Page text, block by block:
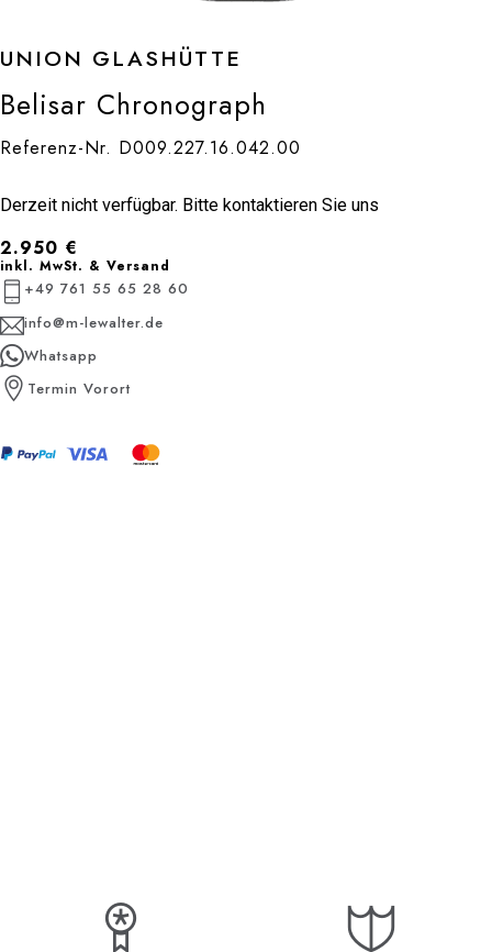
UNION GLASHÜTTE
Belisar Chronograph
Referenz-Nr. D009.227.16.042.00
Derzeit nicht verfügbar. Bitte kontaktieren Sie uns
2.950 €
inkl. MwSt. & Versand
+49 761 55 65 28 60
info@m-lewalter.de
Whatsapp
Termin Vorort